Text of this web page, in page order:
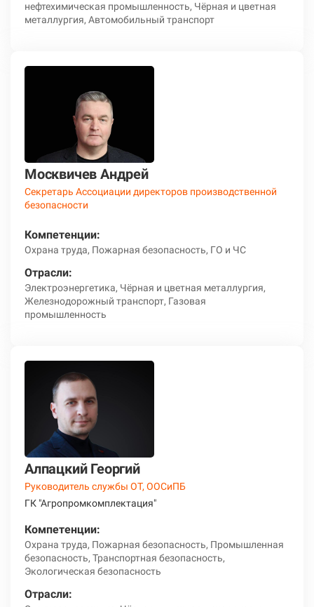
нефтехимическая промышленность, Чёрная и цветная
металлургия, Автомобильный транспорт
Москвичев Андрей
Секретарь Ассоциации директоров производственной
безопасности
Компетенции:
Охрана труда, Пожарная безопасность, ГО и ЧС
Отрасли:
Электроэнергетика, Чёрная и цветная металлургия,
Железнодорожный транспорт, Газовая
промышленность
Алпацкий Георгий
Руководитель службы ОТ, ООСиПБ
ГК "Агропромкомплектация"
Компетенции:
Охрана труда, Пожарная безопасность, Промышленная
безопасность, Транспортная безопасность,
Экологическая безопасность
Отрасли: